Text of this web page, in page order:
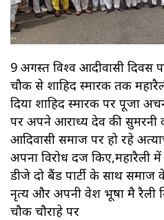
9 अगस्त विश्व आदीवासी दिवस
चौक से शाहिद स्मारक तक
दिया शाहिद स्मारक पर पूजा
पर अपने आराध्य देव की सुमरनी
आदिवासी समाज पर हो रहे
अपना विरोध दर्ज किए,महारैली
डीजे दो बैंड पार्टी के साथ समाज
नृत्य और अपनी वेश भूषा मै रैली
चौक चौराहे पर